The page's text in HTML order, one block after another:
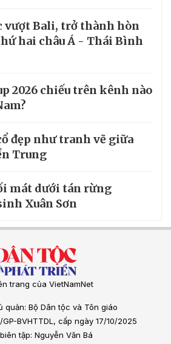
vượt Bali, trở thành hòn
hai châu Á - Thái Bình
2026 chiếu trên kênh nào
đẹp như tranh vẽ giữa
Trung
mát dưới tán rừng
Xuân Sơn
trang của VietNamNet
quản: Bộ Dân tộc và Tôn giáo
BVHTTDL, cấp ngày 17/10/2025
tập: Nguyễn Văn Bá